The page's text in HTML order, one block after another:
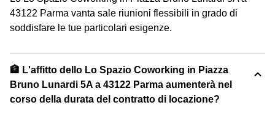
43122 Parma vanta sale riunioni flessibili in grado di
soddisfare le tue particolari esigenze.
🏦 L'affitto dello Lo Spazio Coworking in Piazza
Bruno Lunardi 5A a 43122 Parma aumenterà nel
corso della durata del contratto di locazione?